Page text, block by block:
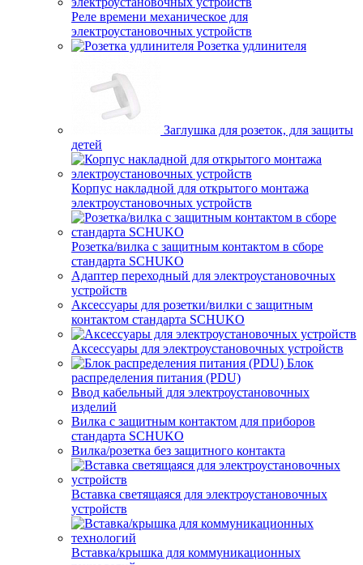
Реле времени механическое для
электроустановочных устройств
Розетка удлинителя
Заглушка для розеток, для защиты
детей
Корпус накладной для открытого монтажа
электроустановочных устройств
Розетка/вилка с защитным контактом в сборе
стандарта SCHUKO
Адаптер переходный для электроустановочных
устройств
Аксессуары для розетки/вилки с защитным
контактом стандарта SCHUKO
Аксессуары для электроустановочных устройств
Блок
распределения питания (PDU)
Ввод кабельный для электроустановочных
изделий
Вилка с защитным контактом для приборов
стандарта SCHUKO
Вилка/розетка без защитного контакта
Вставка светящаяся для электроустановочных
устройств
Вставка/крышка для коммуникационных